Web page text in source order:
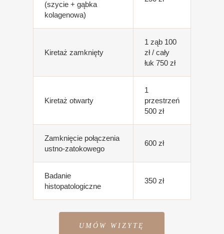
(szycie + gąbka
kolagenowa)
Kiretaż zamknięty
1 ząb 100
zł / cały
łuk 750 zł
Kiretaż otwarty
1
przestrzeń
500 zł
Zamknięcie połączenia
ustno-zatokowego
600 zł
Badanie
histopatologiczne
350 zł
UMÓW WIZYTĘ